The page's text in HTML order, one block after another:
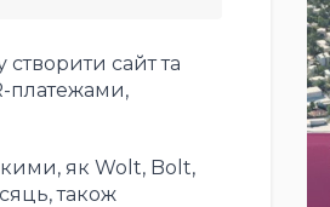
сайт та
платежами,
як Wolt, Bolt,
також